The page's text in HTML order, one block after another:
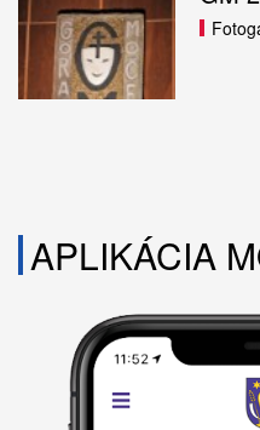
APLIKÁCIA